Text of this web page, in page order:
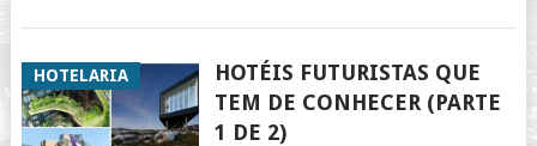
HOTELARIA
HOTÉIS FUTURISTAS QUE
TEM DE CONHECER (PARTE
1 DE 2)